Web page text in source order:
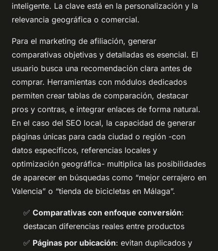
inteligente. La clave está en la personalización y la
relevancia geográfica o comercial.
Para el marketing de afiliación, generar
comparativas objetivas y detalladas es esencial. El
usuario busca una recomendación clara antes de
comprar. Herramientas con módulos dedicados
permiten crear tablas de comparación, destacar
pros y contras, e integrar enlaces de forma natural.
En el caso del SEO local, la capacidad de generar
páginas únicas para cada ciudad o región -con
datos específicos, referencias locales y
optimización geográfica- multiplica las posibilidades
de aparecer en búsquedas como “mejor cerrajero en
Valencia” o “tienda de bicicletas en Málaga”.
✅ Comparativas con enfoque conversión:
destacan diferencias reales entre productos
✅ Páginas por ubicación: evitan duplicados y